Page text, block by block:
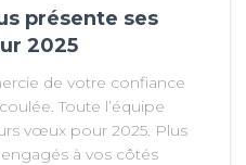
présente ses
2025
de votre confiance
Toute l’équipe
vœux pour 2025. Plus
à vos côtés